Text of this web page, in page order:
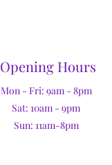
Opening Hours
Mon - Fri: 9am - 8pm
Sat: 10am - 9pm
Sun: 11am-8pm